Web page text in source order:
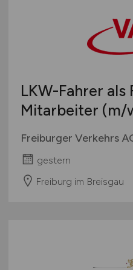
LKW-Fahrer als
Mitarbeiter (m/
Freiburger Verkehrs
gestern
Freiburg im Breisgau